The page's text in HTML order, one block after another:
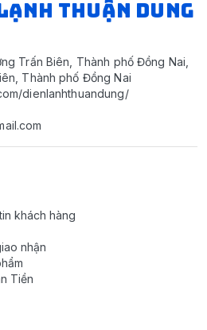
THUẬN DUNG
Trấn Biên, Thành phố Đồng Nai,
Thành phố Đồng Nai
dienlanhthuandung/
khách hàng
nhận
Tiền